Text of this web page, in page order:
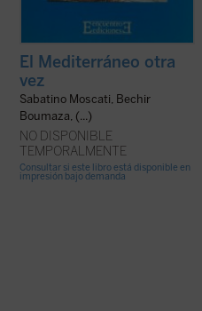
El Mediterráneo otra
vez
Sabatino Moscati, Bechir
Boumaza, (...)
NO DISPONIBLE
TEMPORALMENTE
Consultar si este libro está disponible en
impresión bajo demanda